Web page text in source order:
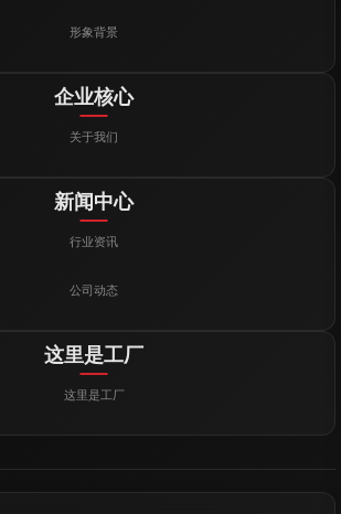
形象背景
企业核心
关于我们
新闻中心
行业资讯
公司动态
这里是工厂
这里是工厂